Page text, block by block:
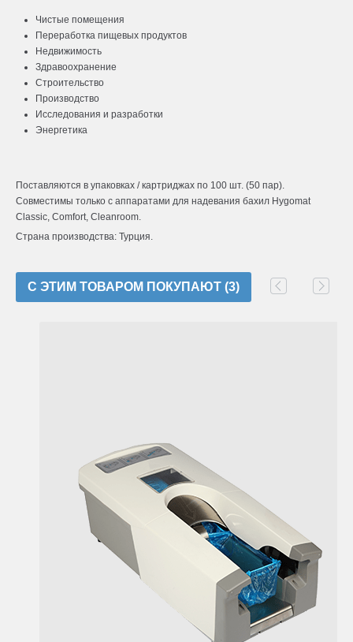
Чистые помещения
Переработка пищевых продуктов
Недвижимость
Здравоохранение
Строительство
Производство
Исследования и разработки
Энергетика
Поставляются в упаковках / картриджах по 100 шт. (50 пар).
Совместимы только с аппаратами для надевания бахил Hygomat
Classic, Comfort, Cleanroom.
Страна производства: Турция.
C ЭТИМ ТОВАРОМ ПОКУПАЮТ (3)